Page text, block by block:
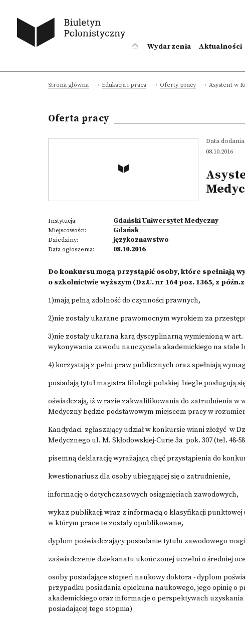
Wydarzenia Aktualności
Strona główna Edukacja i praca Oferty pracy Asystent w
Oferta pracy
Data dodania:
08.10.2016
Instytucja: Gdański Uniwersytet Medyczny
Miejscowości: Gdańsk
Dziedziny: językoznawstwo
Data ogłoszenia: 08.10.2016
Do konkursu mogą przystąpić osoby, które spełniają
o szkolnictwie wyższym (Dz.U. nr 164 poz. 1365, z
1)mają pełną zdolność do czynności prawnych,
2)nie zostały ukarane prawomocnym wyrokiem za
3)nie zostały ukarana karą dyscyplinarną wymienioną w
wykonywania zawodu nauczyciela akademickiego na stałe
4) korzystają z pełni praw publicznych oraz spełniają
posiadają tytuł magistra filologii polskiej biegle posługują
oświadczają, iż w razie zakwalifikowania do zatrudnienia
Medyczny będzie podstawowym miejscem pracy w
Kandydaci zgłaszający udział w konkursie winni złożyć w
Medycznego ul. M. Skłodowskiej-Curie 3a pok. 307 (tel. 48-
pisemną deklarację wyrażającą chęć przystąpienia do
kwestionariusz dla osoby ubiegającej się o zatrudnienie,
informację o dotychczasowych osiągnięciach zawodowych,
wykaz publikacji wraz z informacją o klasyfikacji
w którym prace te zostały opublikowane,
dyplom poświadczający posiadanie tytułu zawodowego
zaświadczenie dziekanatu ukończonej uczelni o średniej
osoby posiadające stopień naukowy doktora - dyplom
przypadku posiadania opiekuna naukowego, jego opinię o
akademickiego oraz informacje o perspektywach
posiadającej tego stopnia)